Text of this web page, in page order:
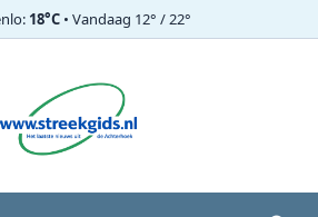
18°C• Vandaag 12° / 22°